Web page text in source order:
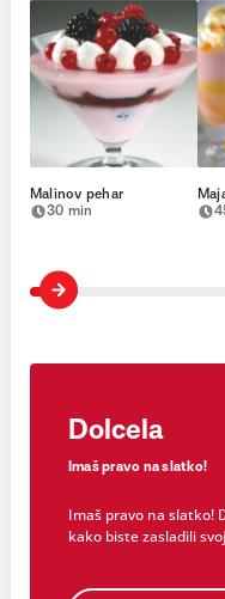
Malinov pehar
30 min
Dolcela
Imaš pravo na slatko!
Imaš pravo na slatko!
kako biste zasladili